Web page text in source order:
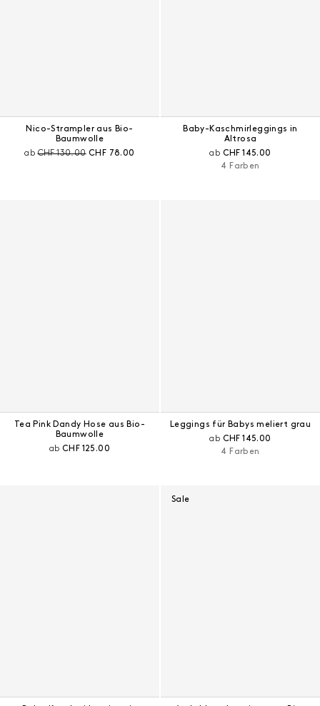
Nico-Strampler aus Bio-
Baumwolle
abPreis vor Rabatt:
CHF 130.00 Aktueller Preis:
CHF 78.00
Baby-Kaschmirleggings in
Altrosa
ab Aktueller Preis:
CHF 145.00
4 Farben
Tea Pink Dandy Hose aus Bio-
Baumwolle
abAktueller Preis:
CHF 125.00
Leggings für Babys meliert grau
ab Aktueller Preis:
CHF 145.00
4 Farben
Sale